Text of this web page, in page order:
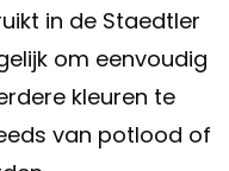
in de Staedtler
om eenvoudig
kleuren te
van potlood of